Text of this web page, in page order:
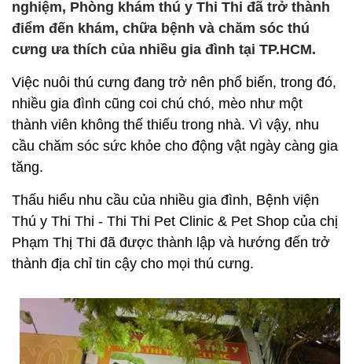
nghiệm, Phòng khám thú y Thi Thi đã trở thành
điểm đến khám, chữa bệnh và chăm sóc thú
cưng ưa thích của nhiều gia đình tại TP.HCM.
Việc nuôi thú cưng đang trở nên phổ biến, trong đó,
nhiều gia đình cũng coi chú chó, mèo như một
thành viên không thế thiếu trong nhà. Vì vậy, nhu
cầu chăm sóc sức khỏe cho động vật ngày càng gia
tăng.
Thấu hiểu nhu cầu của nhiều gia đình, Bệnh viện
Thú y Thi Thi - Thi Thi Pet Clinic & Pet Shop của chị
Phạm Thị Thi đã được thành lập và hướng đến trở
thành địa chỉ tin cậy cho mọi thú cưng.